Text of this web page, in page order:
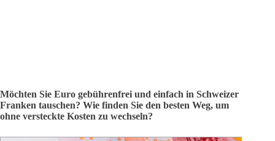
Möchten Sie Euro gebührenfrei und einfach in Schweizer
Franken tauschen? Wie finden Sie den besten Weg, um
ohne versteckte Kosten zu wechseln?